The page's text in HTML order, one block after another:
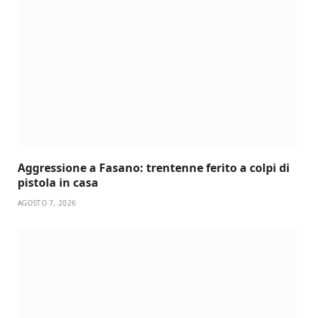
Aggressione a Fasano: trentenne ferito a colpi di
pistola in casa
AGOSTO 7, 2026